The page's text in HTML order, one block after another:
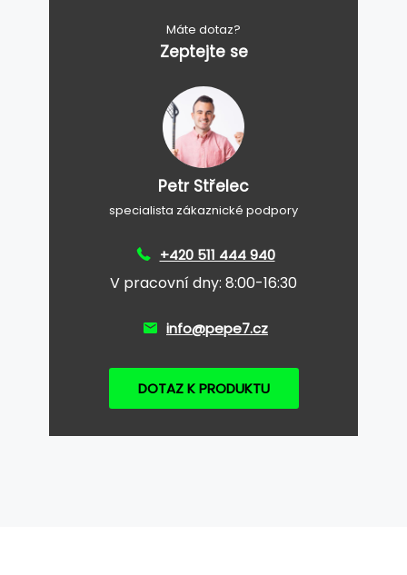
Máte dotaz?
Zeptejte se
Petr Střelec
specialista zákaznické podpory
+420 511 444 940
V pracovní dny: 8:00-16:30
info@pepe7.cz
DOTAZ K PRODUKTU